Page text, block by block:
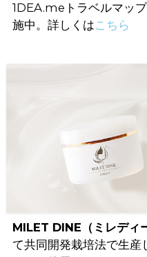
1DEA.meトラベルマッ
施中。詳しくはこちら
MILET DINE（ミレディ
て共同開発栽培法で生産